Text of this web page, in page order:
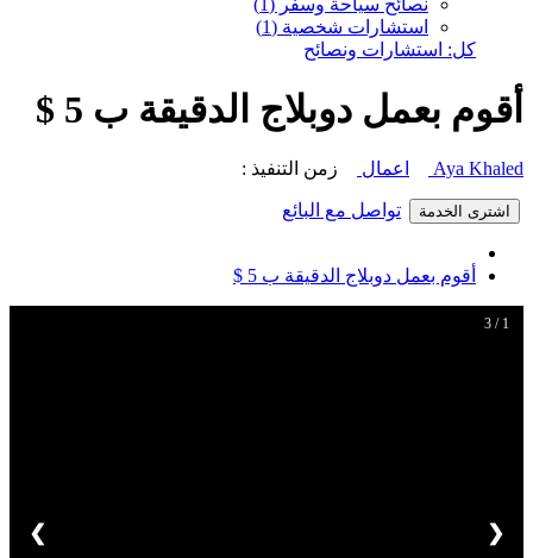
نصائح سياحة وسفر (1)
استشارات شخصية (1)
كل: استشارات ونصائح
أقوم بعمل دوبلاج الدقيقة ب 5 $
Aya Khaled اعمال زمن التنفيذ :
اشترى الخدمة تواصل مع البائع
أقوم بعمل دوبلاج الدقيقة ب 5 $
1 / 3
❮
❯